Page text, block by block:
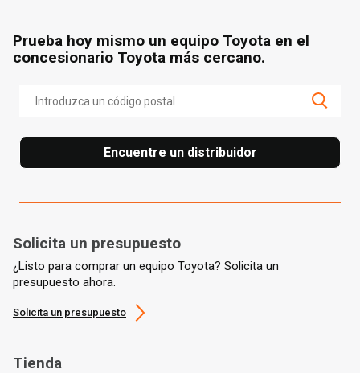
Prueba hoy mismo un equipo Toyota en el
concesionario Toyota más cercano.
Encuentre un distribuidor
Solicita un presupuesto
¿Listo para comprar un equipo Toyota? Solicita un
presupuesto ahora.
Solicita un presupuesto
Tienda